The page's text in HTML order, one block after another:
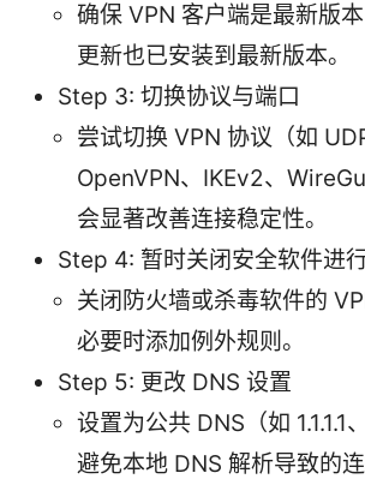
确保 VPN 客户端是最新版
更新也已安装到最新版本。
Step 3: 切换协议与端口
尝试切换 VPN 协议（如
OpenVPN、IKEv2、
会显著改善连接稳定性。
Step 4: 暂时关闭安全软件进
关闭防火墙或杀毒软件的
必要时添加例外规则。
Step 5: 更改 DNS 设置
设置为公共 DNS（如 1.1.1.1
避免本地 DNS 解析导致的连